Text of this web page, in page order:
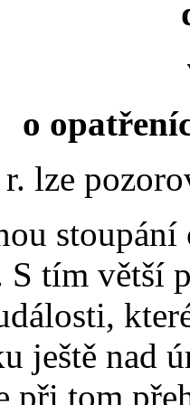
o
lze
stoupání
S tím větší
ještě nad
při tom